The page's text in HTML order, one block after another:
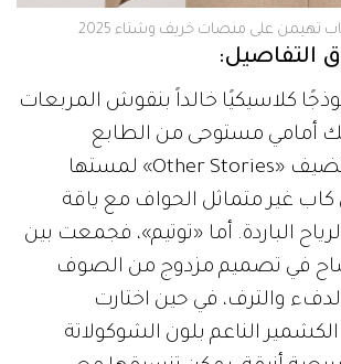
تهيمن على منصات خريف وشتاء 2025
التفاصيل:
كلاسيكيًا خالداً بنقوش المربعات
أمامي مستوحى من الطابع
الفروسي، بينما تضيف «Other Stories» لمستها
كاب غير متماثل الحواف مع ياقة
الباردة. أما «توتيم»، فجمعت بين
في تصميم مزدوج من الصوف
والترف، في حين اختارت
الناعم بلون الشوكولاتة